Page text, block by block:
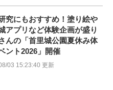
究にもおすすめ！塗り絵や
アプリなど体験企画が盛り
んの「首里城公園夏休み体
ント2026」開催
03 15:23:40 更新